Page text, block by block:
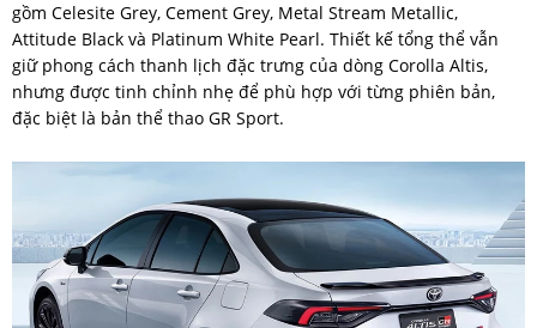
gồm Celesite Grey, Cement Grey, Metal Stream Metallic,
Attitude Black và Platinum White Pearl. Thiết kế tổng thể vẫn
giữ phong cách thanh lịch đặc trưng của dòng Corolla Altis,
nhưng được tinh chỉnh nhẹ để phù hợp với từng phiên bản,
đặc biệt là bản thể thao GR Sport.